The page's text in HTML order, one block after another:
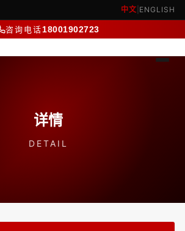
中文 ENGLISH
咨询电话18001902723
详情
DETAIL